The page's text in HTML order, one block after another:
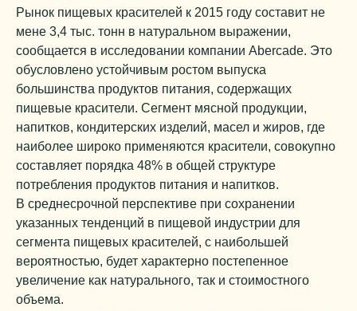
Рынок пищевых красителей к 2015 году составит не
мене 3,4 тыс. тонн в натуральном выражении,
сообщается в исследовании компании Abercade. Это
обусловлено устойчивым ростом выпуска
большинства продуктов питания, содержащих
пищевые красители. Сегмент мясной продукции,
напитков, кондитерских изделий, масел и жиров, где
наиболее широко применяются красители, совокупно
составляет порядка 48% в общей структуре
потребления продуктов питания и напитков.
В среднесрочной перспективе при сохранении
указанных тенденций в пищевой индустрии для
сегмента пищевых красителей, с наибольшей
вероятностью, будет характерно постепенное
увеличение как натурального, так и стоимостного
объема.